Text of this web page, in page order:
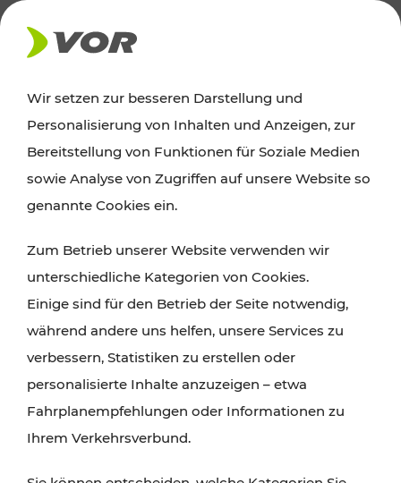
AKTUELLES
News
Alle wichtigen Meldungen zu Fahrplanänderungen,
finden Sie hier im Überblick.
Wir setzen zur besseren Darstellung und
Personalisierung von Inhalten und Anzeigen, zur
Bereitstellung von Funktionen für Soziale Medien
sowie Analyse von Zugriffen auf unsere Website so
genannte Cookies ein.
Zum Betrieb unserer Website verwenden wir
unterschiedliche Kategorien von Cookies.
Einige sind für den Betrieb der Seite notwendig,
während andere uns helfen, unsere Services zu
verbessern, Statistiken zu erstellen oder
personalisierte Inhalte anzuzeigen – etwa
Fahrplanempfehlungen oder Informationen zu
Ihrem Verkehrsverbund.